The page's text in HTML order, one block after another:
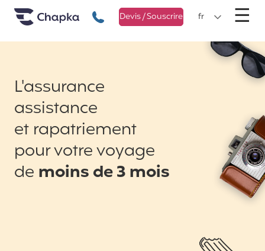
Chapka Assurances Voyages
+33 1 74 85 50 50
Devis / Souscrire fr ☰
L'assurance
assistance
et rapatriement
pour votre voyage
de moins de 3 mois